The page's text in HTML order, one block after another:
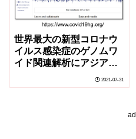
世界最大の新型コロナウ
イルス感染症のゲノムワ
イド関連解析にアジア最
2021-07-31
ad